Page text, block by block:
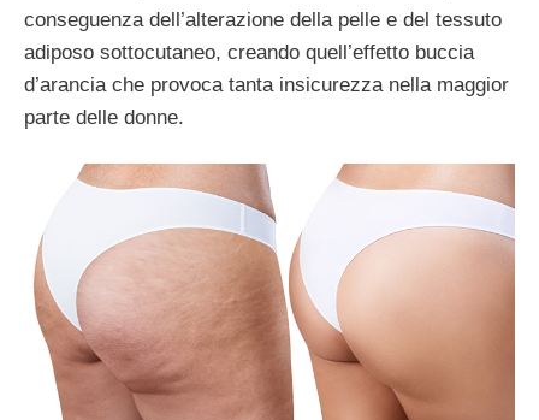
conseguenza dell’alterazione della pelle e del tessuto
adiposo sottocutaneo, creando quell’effetto buccia
d’arancia che provoca tanta insicurezza nella maggior
parte delle donne.